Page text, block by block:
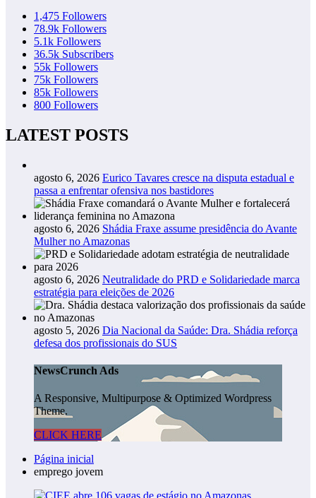
1,475 Followers
78.9k Followers
5.1k Followers
36.5k Subscribers
55k Followers
75k Followers
85k Followers
800 Followers
LATEST POSTS
agosto 6, 2026 Eurico Tavares cresce na disputa estadual e
passa a enfrentar ofensiva nos bastidores
agosto 6, 2026 Shádia Fraxe assume presidência do Avante
Mulher no Amazonas
agosto 6, 2026 Neutralidade do PRD e Solidariedade marca
estratégia para eleições de 2026
agosto 5, 2026 Dia Nacional da Saúde: Dra. Shádia reforça
defesa dos profissionais do SUS
NewsCrunch Ads
A Responsive, Multipurpose & Optimized Wordpress
Theme.
CLICK HERE
Página inicial
emprego jovem